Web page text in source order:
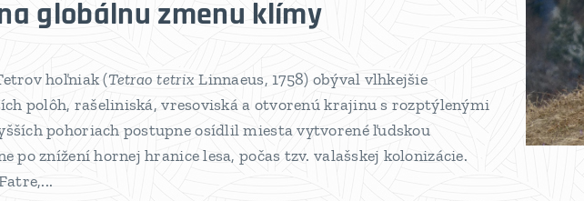
globálnu zmenu klímy
hoľniak (Tetrao tetrix Linnaeus, 1758) obýval vlhkejšie
polôh, rašeliniská, vresoviská a otvorenú krajinu s rozptýlenými
pohoriach postupne osídlil miesta vytvorené ľudskou
po znížení hornej hranice lesa, počas tzv. valašskej kolonizácie.